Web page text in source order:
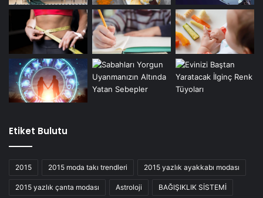
Etiket Bulutu
2015 2015 moda takı trendleri 2015 yazlık ayakkabı modası
2015 yazlık çanta modası Astroloji BAĞIŞIKLIK SİSTEMİ